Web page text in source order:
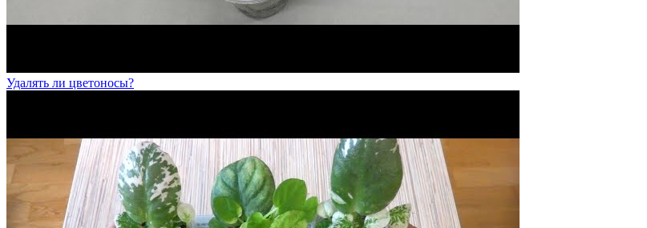
Удалять ли цветоносы?